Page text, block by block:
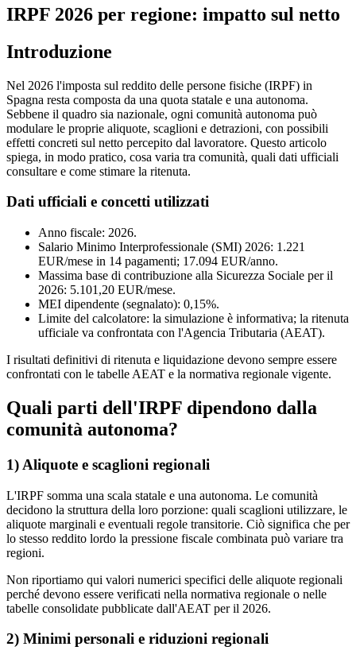
IRPF 2026 per regione: impatto sul netto
Introduzione
Nel 2026 l'imposta sul reddito delle persone fisiche (IRPF) in
Spagna resta composta da una quota statale e una autonoma.
Sebbene il quadro sia nazionale, ogni comunità autonoma può
modulare le proprie aliquote, scaglioni e detrazioni, con possibili
effetti concreti sul netto percepito dal lavoratore. Questo articolo
spiega, in modo pratico, cosa varia tra comunità, quali dati ufficiali
consultare e come stimare la ritenuta.
Dati ufficiali e concetti utilizzati
Anno fiscale: 2026.
Salario Minimo Interprofessionale (SMI) 2026: 1.221
EUR/mese in 14 pagamenti; 17.094 EUR/anno.
Massima base di contribuzione alla Sicurezza Sociale per il
2026: 5.101,20 EUR/mese.
MEI dipendente (segnalato): 0,15%.
Limite del calcolatore: la simulazione è informativa; la ritenuta
ufficiale va confrontata con l'Agencia Tributaria (AEAT).
I risultati definitivi di ritenuta e liquidazione devono sempre essere
confrontati con le tabelle AEAT e la normativa regionale vigente.
Quali parti dell'IRPF dipendono dalla
comunità autonoma?
1) Aliquote e scaglioni regionali
L'IRPF somma una scala statale e una autonoma. Le comunità
decidono la struttura della loro porzione: quali scaglioni utilizzare, le
aliquote marginali e eventuali regole transitorie. Ciò significa che per
lo stesso reddito lordo la pressione fiscale combinata può variare tra
regioni.
Non riportiamo qui valori numerici specifici delle aliquote regionali
perché devono essere verificati nella normativa regionale o nelle
tabelle consolidate pubblicate dall'AEAT per il 2026.
2) Minimi personali e riduzioni regionali